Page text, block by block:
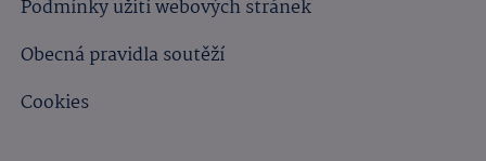
Podmínky užití webových stránek
Obecná pravidla soutěží
Cookies